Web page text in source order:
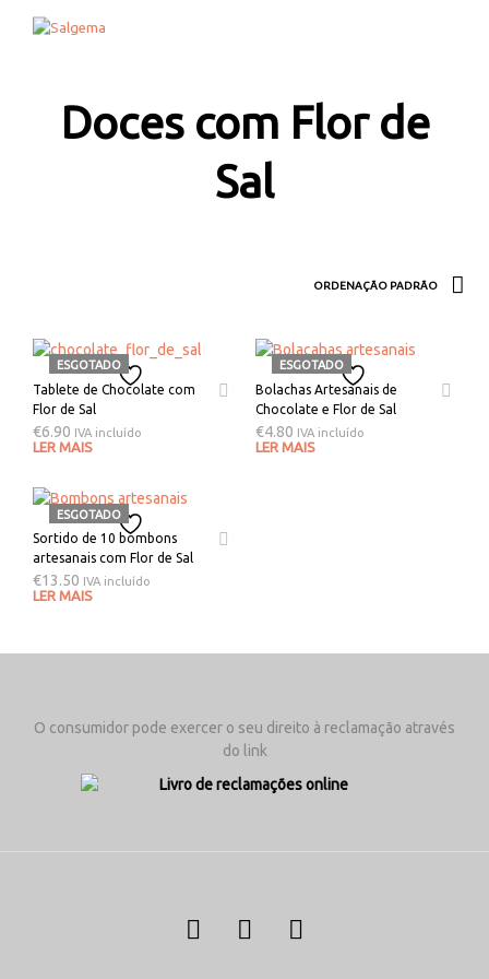
Doces com Flor de
Sal
ESGOTADO
Tablete de Chocolate com
Flor de Sal
€6.90 IVA incluído
LER MAIS
ESGOTADO
Bolachas Artesanais de
Chocolate e Flor de Sal
€4.80 IVA incluído
LER MAIS
ESGOTADO
Sortido de 10 bombons
artesanais com Flor de Sal
€13.50 IVA incluído
LER MAIS
O consumidor pode exercer o seu direito à reclamação através
do link